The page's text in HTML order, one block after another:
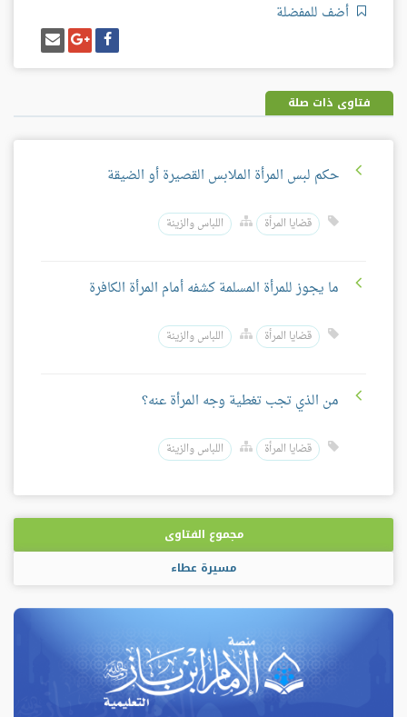
أضف للمفضلة
شارك
على
فيسبوك
شارك
على
غوغل
بلس
إرسل
إيميل
فتاوى ذات صلة
حكم لبس المرأة الملابس القصيرة أو الضيقة
قضايا المرأة اللباس والزينة
ما يجوز للمرأة المسلمة كشفه أمام المرأة الكافرة
قضايا المرأة اللباس والزينة
من الذي تجب تغطية وجه المرأة عنه؟
قضايا المرأة اللباس والزينة
مجموع الفتاوى
مسيرة عطاء